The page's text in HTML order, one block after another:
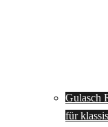
Gulasch
für